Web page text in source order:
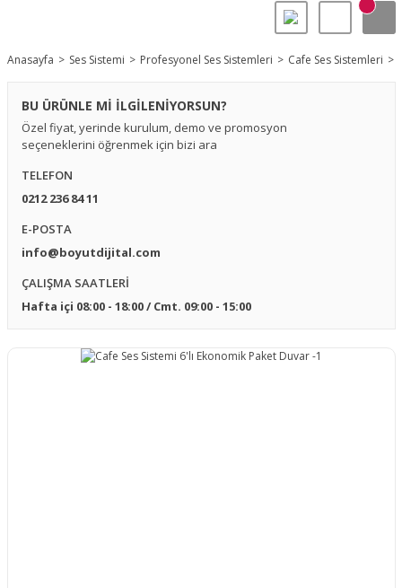
Anasayfa Ses Sistemi Profesyonel Ses Sistemleri Cafe Ses Sistemleri
BU ÜRÜNLE Mİ İLGİLENİYORSUN?
Özel fiyat, yerinde kurulum, demo ve promosyon
seçeneklerini öğrenmek için bizi ara
TELEFON
0212 236 84 11
E-POSTA
info@boyutdijital.com
ÇALIŞMA SAATLERİ
Hafta içi 08:00 - 18:00 / Cmt. 09:00 - 15:00